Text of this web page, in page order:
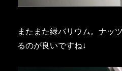
またまた緑バリウム。ナッ
るのが良いですね↓